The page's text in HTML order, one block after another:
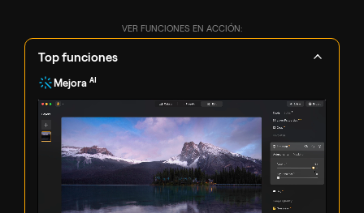
VER FUNCIONES EN ACCIÓN:
Top funciones
Mejora AI